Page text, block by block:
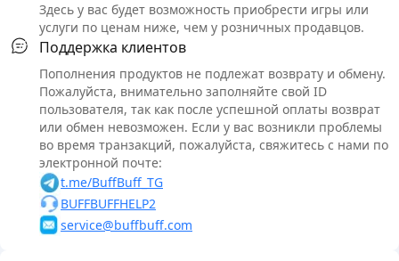
Здесь у вас будет возможность приобрести игры или
услуги по ценам ниже, чем у розничных продавцов.
Поддержка клиентов
Пополнения продуктов не подлежат возврату и обмену.
Пожалуйста, внимательно заполняйте свой ID
пользователя, так как после успешной оплаты возврат
или обмен невозможен. Если у вас возникли проблемы
во время транзакций, пожалуйста, свяжитесь с нами по
электронной почте:
t.me/BuffBuff_TG
BUFFBUFFHELP2
service@buffbuff.com